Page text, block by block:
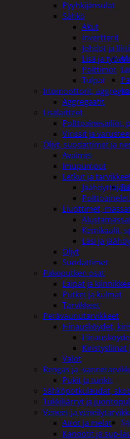
Pyyhkijänsulat
Sähkö
Akut
invertterit
Johdot ja
Lisä ja
Polttimot
Tulpat
Irtomoottorit,
Aggregaatit
Lisälaitteet
Polttoainesäiliöt,
Vinssit ja
Öljyt, suodattimet ja
Avaimet
Imupumput
Letkut ja
Liuottimet,
Kemikaalit,
Lasi ja
Öljyt
Suodattimet
Pakoputken osat
Laipat ja
Putket ja kulmat
Tarvikkeet
Perävaunutarvikkeet
Hinausköydet,
Kiristysliinat
Valot
Rengas ja -
Pukit ja tunkit
Sähköpotkulaudat,
Tukkikärryt ja
Veneet ja
Airot ja melat
Kanootit ja sup-